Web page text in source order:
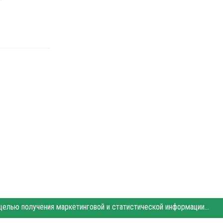
Этот сайт использует «cookies». Также сайт использует интернет-сервис для сбора технических данных касательно посетителей с целью получения маркетинговой и статистической информации. Условия обработки данных посетителей сайта см.